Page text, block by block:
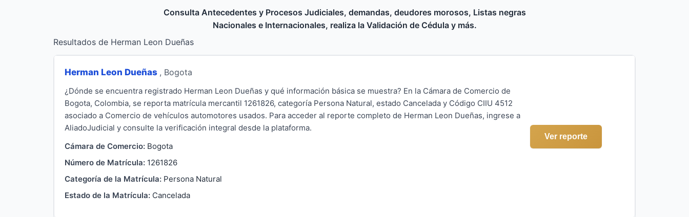
Consulta Antecedentes y Procesos Judiciales, demandas, deudores morosos, Listas negras
Nacionales e Internacionales, realiza la Validación de Cédula y más.
Resultados de Herman Leon Dueñas
Herman Leon Dueñas , Bogota
¿Dónde se encuentra registrado Herman Leon Dueñas y qué información básica se muestra? En la Cámara de Comercio de
Bogota, Colombia, se reporta matrícula mercantil 1261826, categoría Persona Natural, estado Cancelada y Código CIIU 4512
asociado a Comercio de vehículos automotores usados. Para acceder al reporte completo de Herman Leon Dueñas, ingrese a
AliadoJudicial y consulte la verificación integral desde la plataforma.
Cámara de Comercio: Bogota
Número de Matrícula: 1261826
Categoría de la Matrícula: Persona Natural
Estado de la Matrícula: Cancelada
Ver reporte